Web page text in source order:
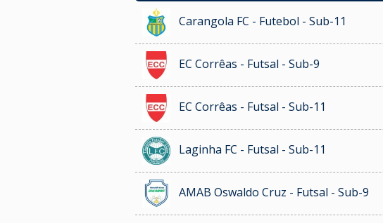
Carangola FC - Futebol - Sub-11
EC Corrêas - Futsal - Sub-9
EC Corrêas - Futsal - Sub-11
Laginha FC - Futsal - Sub-11
AMAB Oswaldo Cruz - Futsal - Sub-9